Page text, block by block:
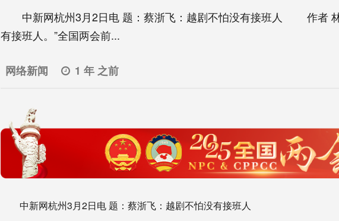
中新网杭州3月2日电 题：蔡浙飞：越剧不怕没有接班人 作者
有接班人。”全国两会前...
网络新闻 1 年 之前
中新网杭州3月2日电 题：蔡浙飞：越剧不怕没有接班人